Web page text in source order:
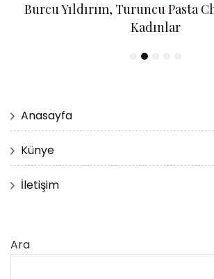
Burcu Yıldırım, Turuncu Pasta
Kadınlar
Anasayfa
Künye
İletişim
Ara